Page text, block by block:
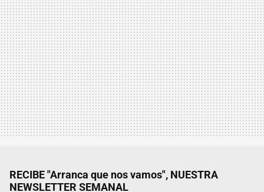
RECIBE "Arranca que nos vamos", NUESTRA
NEWSLETTER SEMANAL